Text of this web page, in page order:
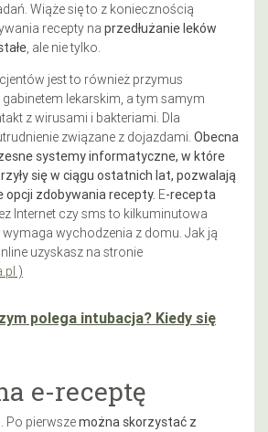
Wiąże się to z koniecznością
recepty na przedłużanieleków
, ale nie tylko.
jest to również przymus
lekarskim, a tym samym
z wirusami i bakteriami. Dla
związane z dojazdami. Obecna
systemy informatyczne, w które
się w ciągu ostatnich lat, pozwalają
opcji zdobywania recepty. E-recepta
Internet czy sms to kilkuminutowa
wychodzenia z domu. Jak ją
uzyskasz na stronie
)
polega intubacja? Kiedy się
e-receptę
Po pierwszemożna skorzystać z